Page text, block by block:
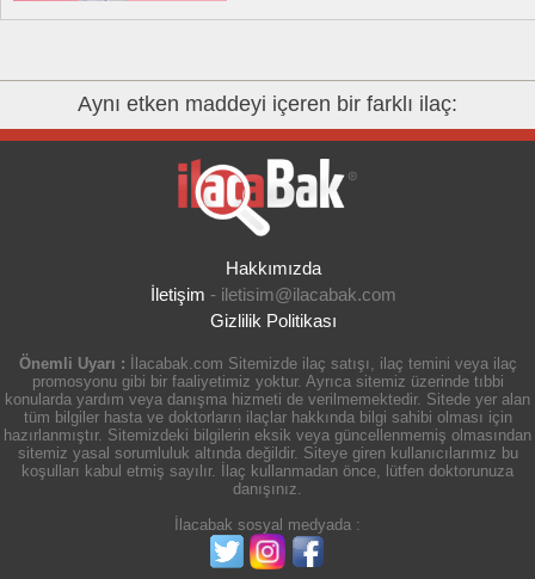
Aynı etken maddeyi içeren bir farklı ilaç:
Hakkımızda
İletişim - iletisim@ilacabak.com
Gizlilik Politikası
Önemli Uyarı : İlacabak.com Sitemizde ilaç satışı, ilaç temini veya ilaç
promosyonu gibi bir faaliyetimiz yoktur. Ayrıca sitemiz üzerinde tıbbi
konularda yardım veya danışma hizmeti de verilmemektedir. Sitede yer alan
tüm bilgiler hasta ve doktorların ilaçlar hakkında bilgi sahibi olması için
hazırlanmıştır. Sitemizdeki bilgilerin eksik veya güncellenmemiş olmasından
sitemiz yasal sorumluluk altında değildir. Siteye giren kullanıcılarımız bu
koşulları kabul etmiş sayılır. İlaç kullanmadan önce, lütfen doktorunuza
danışınız.
İlacabak sosyal medyada :